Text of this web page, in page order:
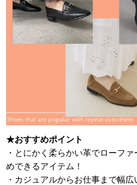
★おすすめポイント
・とにかく柔らかい革でローフ
めできるアイテム！
・カジュアルからお仕事まで幅